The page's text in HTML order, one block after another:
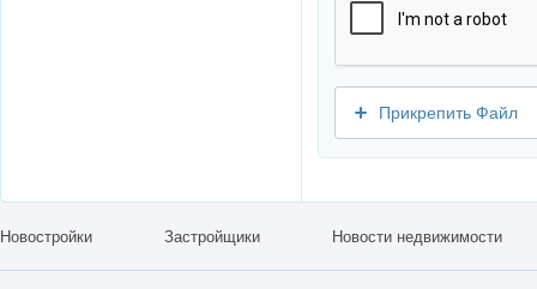
Прикрепить Файл
Новостройки Застройщики Новости недвижимости